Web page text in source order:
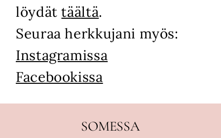
löydättäältä.
Seuraa herkkujani myös:
Instagramissa
Facebookissa
SOMESSA